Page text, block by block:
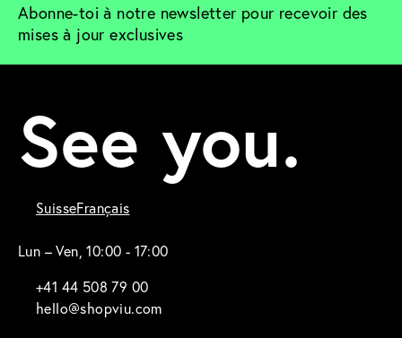
Abonne-toi à notre newsletter pour recevoir des
mises à jour exclusives
See you.
SuisseFrançais
Lun – Ven, 10:00 - 17:00
+41 44 508 79 00
hello@shopviu.com